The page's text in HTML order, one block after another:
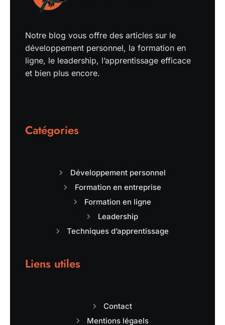
Notre blog vous offre des articles sur le
développement personnel, la formation en
ligne, le leadership, l’apprentissage efficace
et bien plus encore.
Catégories
Développement personnel
Formation en entreprise
Formation en ligne
Leadership
Techniques d’apprentissage
Liens utiles
Contact
Mentions légaels